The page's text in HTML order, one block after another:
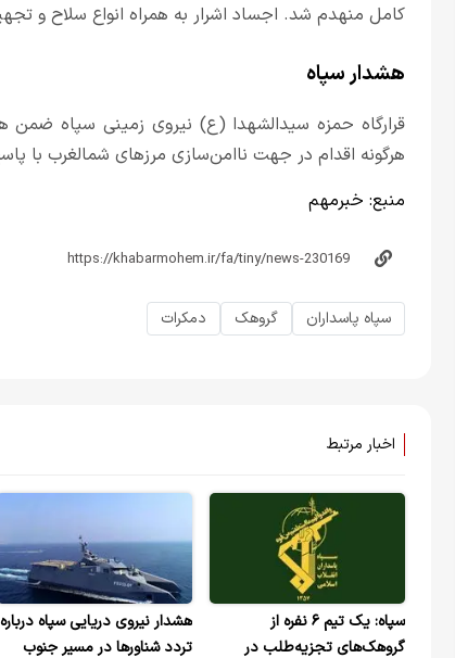
کامل منهدم شد. اجساد اشرار به همراه انواع سلاح و
هشدار سپاه
قرارگاه حمزه سیدالشهدا (ع) نیروی زمینی سپاه ضمن
هرگونه اقدام در جهت ناامن‌سازی مرزهای شمالغرب با
منبع: خبر‌مهم
سپاه پاسداران گروهک دمکرات
اخبار مرتبط
سپاه: یک تیم ۶ نفره از
گروهک‌های تجزیه‌طلب در
هشدار نیروی دریایی سپاه درباره
تردد شناورها در مسیر جنوب